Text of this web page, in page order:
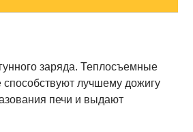
заряда. Теплосъемные
лучшему дожигу
печи и выдают